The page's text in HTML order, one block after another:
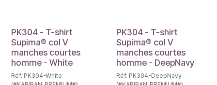
PK304 - T-shirt
Supima® col V
manches courtes
homme - White
Réf. PK304-White
PK304 - T-shirt
Supima® col V
manches courtes
homme - DeepNavy
Réf. PK304-DeepNavy